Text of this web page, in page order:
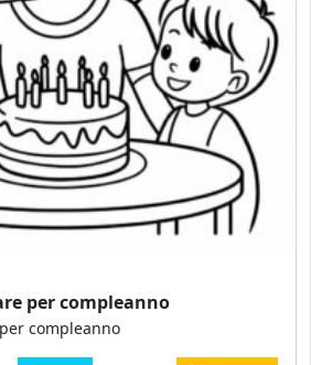
per compleanno
compleanno